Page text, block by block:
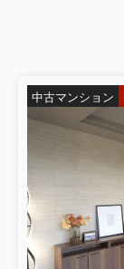
2026.07.10
中古マンション